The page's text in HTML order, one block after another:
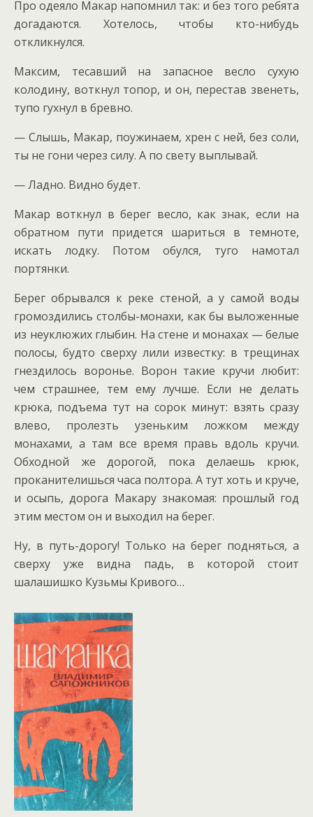
Про одеяло Макар напомнил так: и без того ребята
догадаются. Хотелось, чтобы кто-нибудь
откликнулся.
Максим, тесавший на запасное весло сухую
колодину, воткнул топор, и он, перестав звенеть,
тупо гухнул в бревно.
— Слышь, Макар, поужинаем, хрен с ней, без соли,
ты не гони через силу. А по свету выплывай.
— Ладно. Видно будет.
Макар воткнул в берег весло, как знак, если на
обратном пути придется шариться в темноте,
искать лодку. Потом обулся, туго намотал
портянки.
Берег обрывался к реке стеной, а у самой воды
громоздились столбы-монахи, как бы выложенные
из неуклюжих глыбин. На стене и монахах — белые
полосы, будто сверху лили известку: в трещинах
гнездилось воронье. Ворон такие кручи любит:
чем страшнее, тем ему лучше. Если не делать
крюка, подъема тут на сорок минут: взять сразу
влево, пролезть узеньким ложком между
монахами, а там все время правь вдоль кручи.
Обходной же дорогой, пока делаешь крюк,
проканителишься часа полтора. А тут хоть и круче,
и осыпь, дорога Макару знакомая: прошлый год
этим местом он и выходил на берег.
Ну, в путь-дорогу! Только на берег подняться, а
сверху уже видна падь, в которой стоит
шалашишко Кузьмы Кривого…